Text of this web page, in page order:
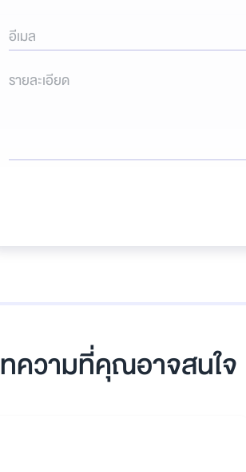
อีเมล
รายละเอียด
ความที่คุณอาจสนใจ